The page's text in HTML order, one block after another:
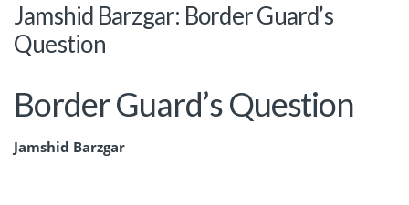
Jamshid Barzgar: Border Guard’s
Question
Border Guard’s Question
Jamshid Barzgar